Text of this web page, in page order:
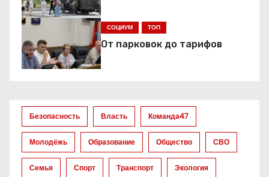
п
о
з
п
и
с
СОЦИУМ ТОП
От парковок до тарифов
Безопасность Власть Команда47
Молодёжь Образование Общество СВО
Семья Спорт Транспорт Экология